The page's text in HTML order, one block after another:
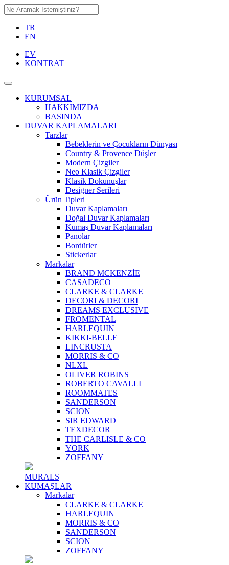
TR
EN
EV
KONTRAT
KURUMSAL
HAKKIMIZDA
BASINDA
DUVAR KAPLAMALARI
Tarzlar
Bebeklerin ve Çocukların Dünyası
Country & Provence Düşler
Modern Çizgiler
Neo Klasik Çizgiler
Klasik Dokunuşlar
Designer Serileri
Ürün Tipleri
Duvar Kaplamaları
Doğal Duvar Kaplamaları
Kumaş Duvar Kaplamaları
Panolar
Bordürler
Stickerlar
Markalar
BRAND MCKENZİE
CASADECO
CLARKE & CLARKE
DECORI & DECORI
DREAMS EXCLUSIVE
FROMENTAL
HARLEQUIN
KIKKI-BELLE
LINCRUSTA
MORRIS & CO
NLXL
OLIVER ROBINS
ROBERTO CAVALLI
ROOMMATES
SANDERSON
SCION
SIR EDWARD
TEXDECOR
THE CARLISLE & CO
YORK
ZOFFANY
MURALS
KUMAŞLAR
Markalar
CLARKE & CLARKE
HARLEQUIN
MORRIS & CO
SANDERSON
SCION
ZOFFANY